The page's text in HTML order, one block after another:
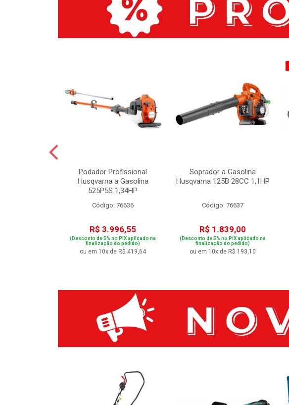
Podador Profissional
Husqvarna a Gasolina
525P5S 1,34HP
Código: 76636
R$ 3.996,55
(Desconto de 5% no PIX aplicado na
finalização do pedido)
ou em 10x de R$ 419,64
Soprador a Gasolina
Husqvarna 125B 28CC 1,1HP
Código: 76637
R$ 1.839,00
(Desconto de 5% no PIX aplicado na
finalização do pedido)
ou em 10x de R$ 193,10